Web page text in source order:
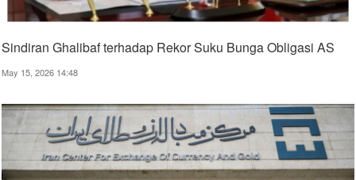
Sindiran Ghalibaf terhadap Rekor Suku Bunga Obligasi AS
May 15, 2026 14:48